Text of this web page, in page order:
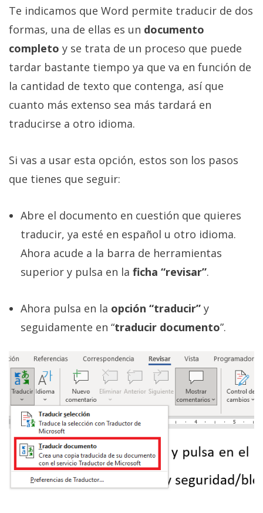
(CC) 2006-
derechos
reservados.
Te indicamos que Word permite traducir de dos
formas, una de ellas es un documento
completo y se trata de un proceso que puede
tardar bastante tiempo ya que va en función de
la cantidad de texto que contenga, así que
cuanto más extenso sea más tardará en
traducirse a otro idioma.
Si vas a usar esta opción, estos son los pasos
que tienes que seguir:
Abre el documento en cuestión que quieres
traducir, ya esté en español u otro idioma.
Ahora acude a la barra de herramientas
superior y pulsa en la ficha “revisar”.
Ahora pulsa en la opción “traducir” y
seguidamente en “traducir documento”.